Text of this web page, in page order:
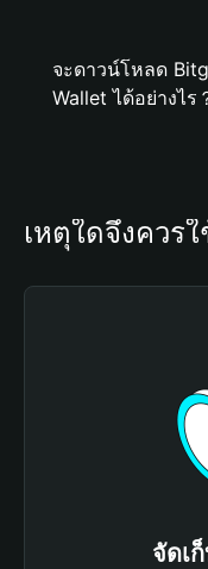
จะดาวน์โหลด
Wallet ได้อย่างไร
เหตุใดจึงควร
จัดเ